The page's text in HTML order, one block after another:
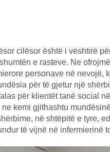
cilësor është i vështirë
e rasteve. Ne
personave në nevojë,
për të gjetur një
për klientët tanë social
kemi gjithashtu
në shtëpitë e tyre,
të vijnë në infermierinë